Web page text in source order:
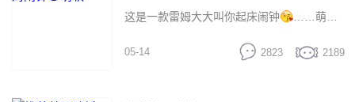
这是一款雷姆大大叫你起床闹钟 ……萌
【软件名称】レムアラーム 【软件语言】中
05-14 2189
2823